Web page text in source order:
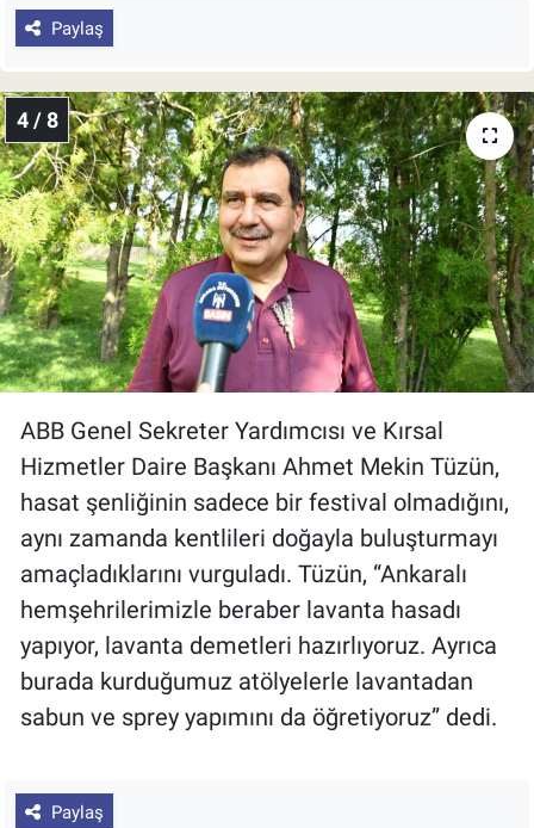
Paylaş
4 / 8
ABB Genel Sekreter Yardımcısı ve Kırsal
Hizmetler Daire Başkanı Ahmet Mekin Tüzün,
hasat şenliğinin sadece bir festival olmadığını,
aynı zamanda kentlileri doğayla buluşturmayı
amaçladıklarını vurguladı. Tüzün, “Ankaralı
hemşehrilerimizle beraber lavanta hasadı
yapıyor, lavanta demetleri hazırlıyoruz. Ayrıca
burada kurduğumuz atölyelerle lavantadan
sabun ve sprey yapımını da öğretiyoruz” dedi.
Paylaş